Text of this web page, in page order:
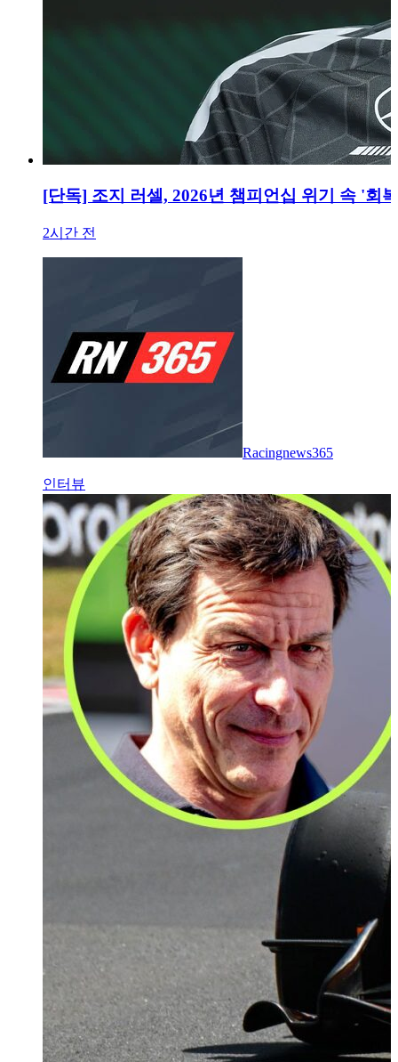
[단독] 조지 러셀, 2026년 챔피언십 위기 속 '회
2시간 전
Racingnews365
인터뷰